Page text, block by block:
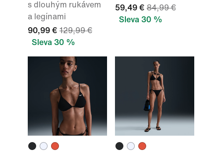
s dlouhým rukávem
a legínami
90,99 € 129,99 €
Sleva 30 %
59,49 € 84,99 €
Sleva 30 %